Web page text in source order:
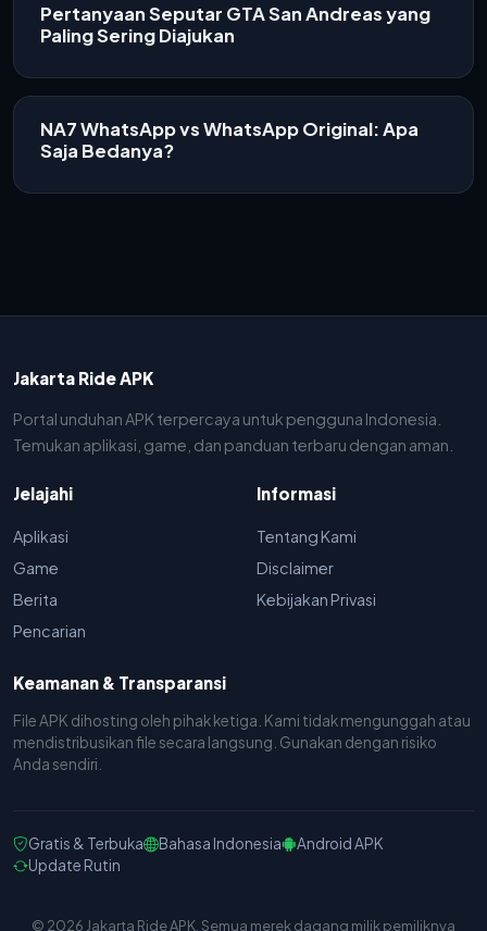
Pertanyaan Seputar GTA San Andreas yang
Paling Sering Diajukan
NA7 WhatsApp vs WhatsApp Original: Apa
Saja Bedanya?
Jakarta Ride APK
Portal unduhan APK terpercaya untuk pengguna Indonesia.
Temukan aplikasi, game, dan panduan terbaru dengan aman.
Jelajahi
Aplikasi
Game
Berita
Pencarian
Informasi
Tentang Kami
Disclaimer
Kebijakan Privasi
Keamanan & Transparansi
File APK dihosting oleh pihak ketiga. Kami tidak mengunggah atau
mendistribusikan file secara langsung. Gunakan dengan risiko
Anda sendiri.
Gratis & Terbuka Bahasa Indonesia
Android APK
Update Rutin
© 2026 Jakarta Ride APK. Semua merek dagang milik pemiliknya